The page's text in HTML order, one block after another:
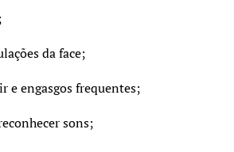
da face;
e engasgos frequentes;
sons;